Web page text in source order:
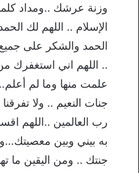
وزنة عرشك ..ومداد
الإسلام .. اللهم لك
الحمد والشكر على جميع
.. اللهم اني استغفرك
علمت منها وما لم
جنات النعيم .. ولا تفرقنا
رب العالمين ..اللهم
به بيني وبين
جنتك .. ومن اليقين ما